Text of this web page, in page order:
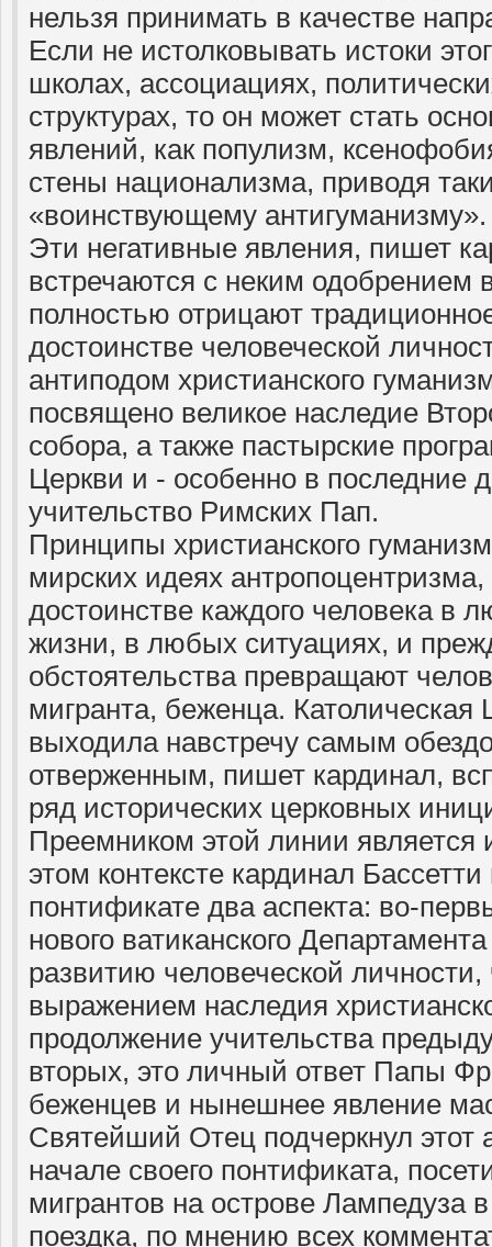
нельзя принимать в качестве
Если не истолковывать истоки
школах, ассоциациях,
структурах, то он может стать
явлений, как популизм,
стены национализма, приводя
«воинствующему антигуманизму».
Эти негативные явления, пишет
встречаются с неким одобрением
полностью отрицают
достоинстве человеческой
антиподом христианского
посвящено великое наследие
собора, а также пастырские
Церкви и - особенно в последние
учительство Римских Пап.
Принципы христианского
мирских идеях
достоинстве каждого человека в
жизни, в любых ситуациях, и
обстоятельства превращают
мигранта, беженца. Католическая
выходила навстречу самым
отверженным, пишет кардинал,
ряд исторических церковных
Преемником этой линии
этом контексте кардинал
понтификате два аспекта: во-
нового ватиканского
развитию человеческой личности,
выражением наследия
продолжение учительства
вторых, это личный ответ Папы
беженцев и нынешнее явление
Святейший Отец подчеркнул этот
начале своего понтификата,
мигрантов на острове Лампедуза
поездка, по мнению всех